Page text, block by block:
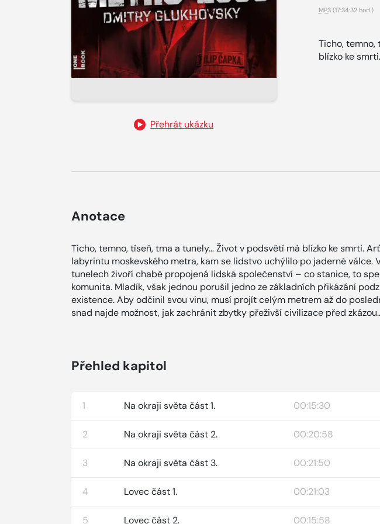
Přehrát ukázku
MP3(17:34:32 hod.)
Ticho, temno,
blízko ke
Anotace
Ticho, temno, tíseň, tma a tunely… Život v podsvětí má blízko ke smrti.
labyrintu moskevského metra, kam se lidstvo uchýlilo po jaderné válce.
tunelech živoří chabě propojená lidská společenství – co stanice, to
komunita. Mladík, však jednou porušil jedno ze základních přikázání
existence. Aby odčinil svou vinu, musí projít celým metrem až do
snad najde možnost, jak zachránit zbytky přeživší civilizace před
Přehled kapitol
1 Na okraji světa část 1. 00:15:30
2 Na okraji světa část 2. 00:20:58
3 Na okraji světa část 3. 00:21:50
4 Lovec část 1. 00:21:03
5 Lovec část 2. 00:15:58